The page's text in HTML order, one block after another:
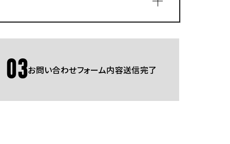
03お問い合わせフォーム内容送信完了